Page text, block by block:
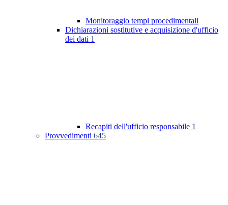
Monitoraggio tempi procedimentali
Dichiarazioni sostitutive e acquisizione d'ufficio
dei dati 1
Recapiti dell'ufficio responsabile 1
Provvedimenti 645